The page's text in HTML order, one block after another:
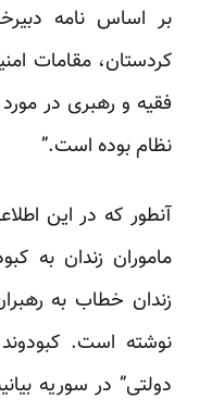
بر اساس نامه
کردستان، مقامات
فقیه و رهبری در
نظام بوده است.”
آنطور که در این
ماموران زندان به
زندان خطاب به
نوشته است.
دولتی” در سوریه